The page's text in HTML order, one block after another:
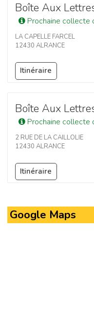
Boîte Aux
Prochaine collecte
LA CAPELLE FARCEL
12430 ALRANCE
Itinéraire
Boîte Aux
Prochaine collecte
2 RUE DE LA CAILLOLIE
12430 ALRANCE
Itinéraire
Google Maps